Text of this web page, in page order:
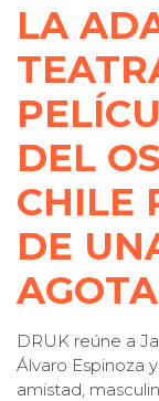
LA
DEL
CHILE
DE
DRUK reúne a
Álvaro Espinoza
amistad,